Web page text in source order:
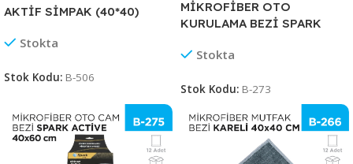
AKTİF SİMPAK (40*40)
Stokta
Stok Kodu: B-506
MİKROFİBER OTO
KURULAMA BEZİ SPARK
Stokta
Stok Kodu: B-273